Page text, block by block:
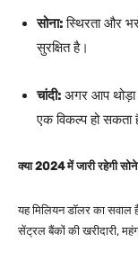
सोना:स्थिरता और
सुरक्षित है।
चांदी: अगर आप थोड़ा
एक विकल्प हो सकता
क्या 2024 में जारी रहेगी
यह मिलियन डॉलर का सवाल
सेंट्रल बैंकों की खरीदारी,